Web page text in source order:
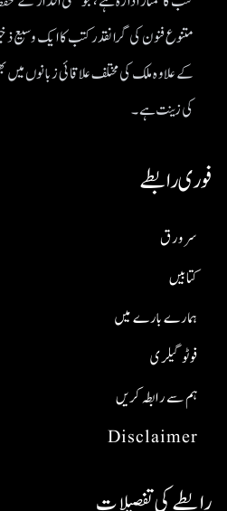
متنوع فنون کی گرانقدر کتب کا ایک وسیع
کے علاوہ ملک کی مختلف علاقائی زبانوں میں
کی زینت ہے۔
فوری رابطے
Disclaimer
ہم سے رابطہ کریں
فوٹو گیلری
ہمارے بارے میں
کتابیں
سر ورق
رابطے کی تفصیلات